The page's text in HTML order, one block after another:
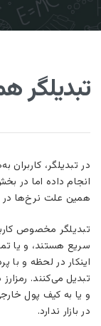
تبدیلگر
در تبدیلگر،
انجام داده اما در
همین علت نرخ‌ها
تبدیلگر مخصوص
سریع هستند، و یا
اینکار در لحظه و با
تبدیل می‌کنند.
و یا به کیف پول
در بازار ندارد.